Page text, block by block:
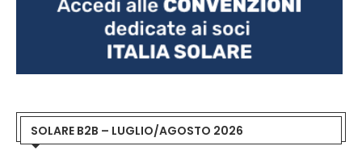
SOLARE B2B – LUGLIO/AGOSTO 2026